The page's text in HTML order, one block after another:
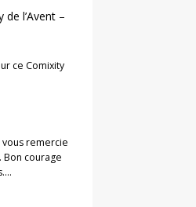
de l’Avent –
ce Comixity
vous remercie
Bon courage